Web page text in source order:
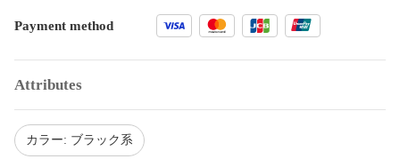
Payment method
Attributes
カラー: ブラック系